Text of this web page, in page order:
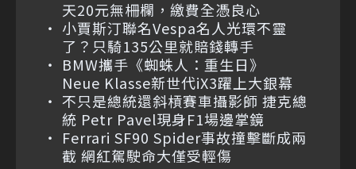
天20元無柵欄，繳費全憑良心
小賈斯汀聯名Vespa名人光環不靈
了？只騎135公里就賠錢轉手
BMW攜手《蜘蛛人：重生日》
Neue Klasse新世代iX3躍上大銀幕
不只是總統還斜槓賽車攝影師 捷克總
統 Petr Pavel現身F1場邊掌鏡
Ferrari SF90 Spider事故撞擊斷成兩
截 網紅駕駛命大僅受輕傷